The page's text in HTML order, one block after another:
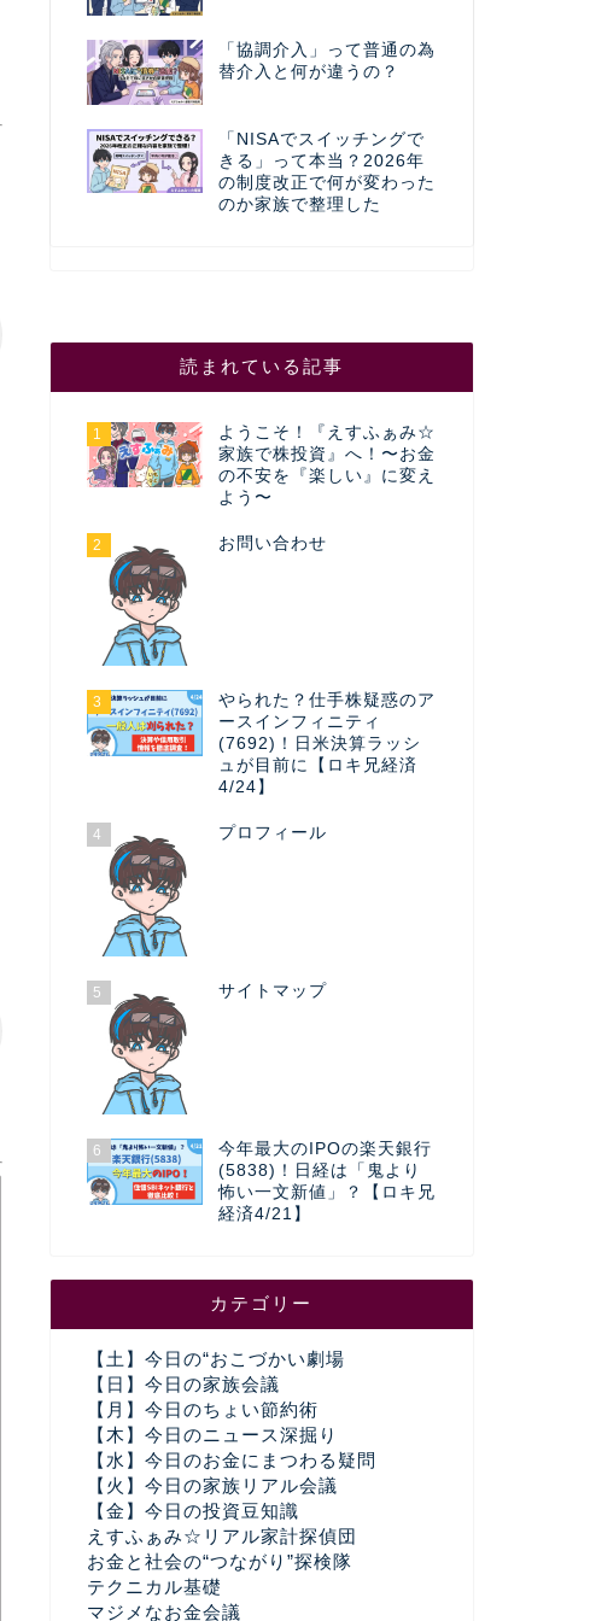
「協調介入」って普通の為
替介入と何が違うの？
「NISAでスイッチングで
きる」って本当？2026年
の制度改正で何が変わった
のか家族で整理した
読まれている記事
1
ようこそ！『えすふぁみ☆
家族で株投資』へ！〜お金
の不安を『楽しい』に変え
よう〜
2 お問い合わせ
3
やられた？仕手株疑惑のア
ースインフィニティ
(7692)！日米決算ラッシ
ュが目前に【ロキ兄経済
4/24】
4 プロフィール
5 サイトマップ
6
今年最大のIPOの楽天銀行
(5838)！日経は「鬼より
怖い一文新値」？【ロキ兄
経済4/21】
カテゴリー
【土】今日の“おこづかい劇場
【日】今日の家族会議
【月】今日のちょい節約術
【木】今日のニュース深掘り
【水】今日のお金にまつわる疑問
【火】今日の家族リアル会議
【金】今日の投資豆知識
えすふぁみ☆リアル家計探偵団
お金と社会の“つながり”探検隊
テクニカル基礎
マジメなお金会議